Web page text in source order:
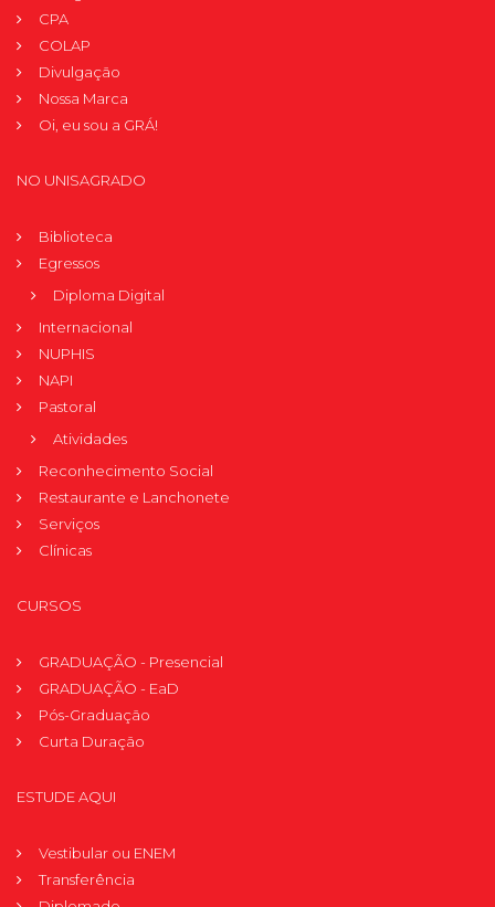
CPA
COLAP
Divulgação
Nossa Marca
Oi, eu sou a GRÁ!
NO UNISAGRADO
Biblioteca
Egressos
Diploma Digital
Internacional
NUPHIS
NAPI
Pastoral
Atividades
Reconhecimento Social
Restaurante e Lanchonete
Serviços
Clínicas
CURSOS
GRADUAÇÃO - Presencial
GRADUAÇÃO - EaD
Pós-Graduação
Curta Duração
ESTUDE AQUI
Vestibular ou ENEM
Transferência